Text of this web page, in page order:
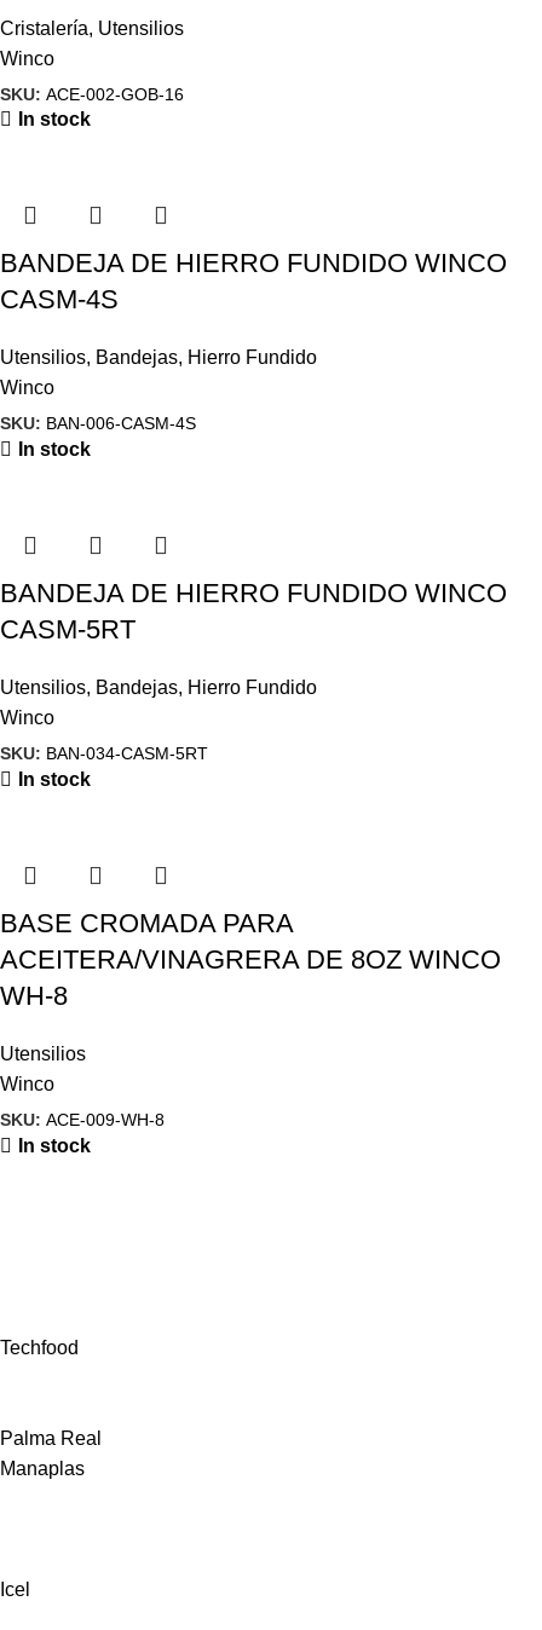
Cristalería, Utensilios
Winco
SKU: ACE-002-GOB-16
In stock
BANDEJA DE HIERRO FUNDIDO WINCO
CASM-4S
Utensilios, Bandejas, Hierro Fundido
Winco
SKU: BAN-006-CASM-4S
In stock
BANDEJA DE HIERRO FUNDIDO WINCO
CASM-5RT
Utensilios, Bandejas, Hierro Fundido
Winco
SKU: BAN-034-CASM-5RT
In stock
BASE CROMADA PARA
ACEITERA/VINAGRERA DE 8OZ WINCO
WH-8
Utensilios
Winco
SKU: ACE-009-WH-8
In stock
Techfood
Palma Real
Manaplas
Icel